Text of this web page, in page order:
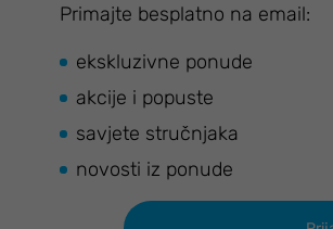
Primajte besplatno na email:
ekskluzivne ponude
akcije i popuste
savjete stručnjaka
novosti iz ponude